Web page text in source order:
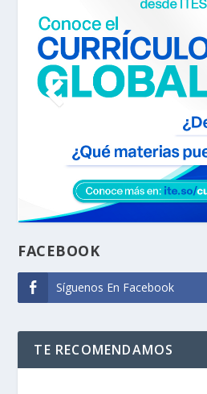
FACEBOOK
Síguenos En Facebook
TE RECOMENDAMOS